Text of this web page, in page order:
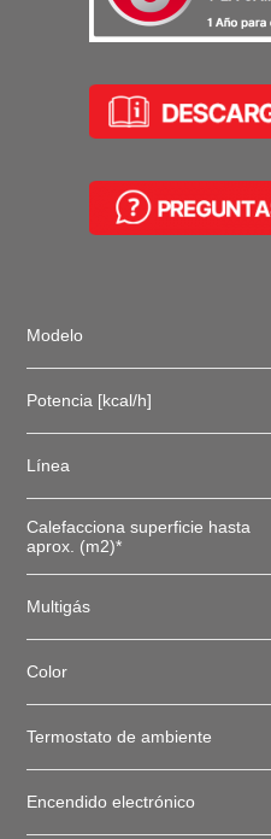
Modelo
Potencia [kcal/h]
Línea
Calefacciona superficie hasta
aprox. (m2)*
Multigás
Color
Termostato de ambiente
Encendido electrónico